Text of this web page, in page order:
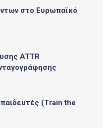
στο Ευρωπαϊκό
ATTR
(Τrain the